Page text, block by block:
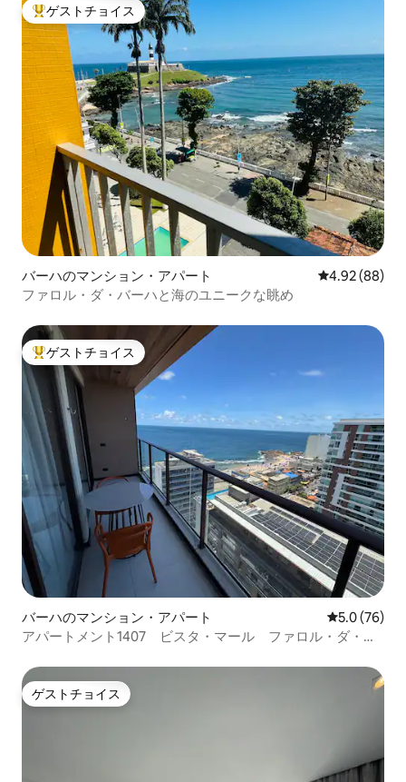
大好評のゲストチョイスです。
ゲストチョイス
バーハのマンション・アパート レビュー88
4.92 (88)
ファロル・ダ・バーハと海のユニークな眺め
大好評のゲストチョイスです。
ゲストチョイス
バーハのマンション・アパート レビュー76
5.0 (76)
アパートメント1407 ビスタ・マール ファロル・ダ・バ
ゲストチョイス
ゲストチョイス